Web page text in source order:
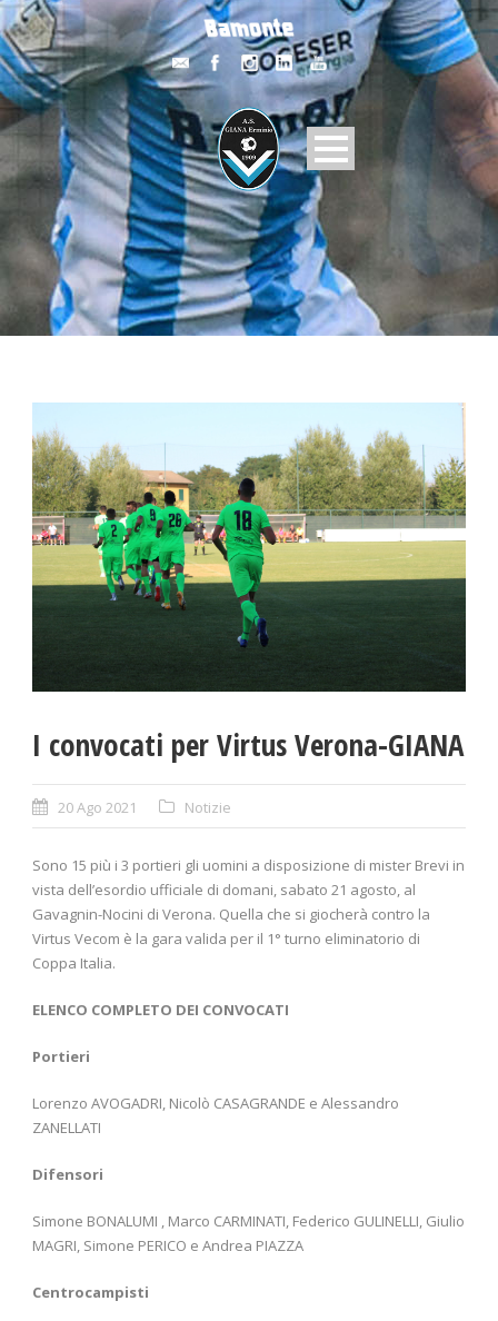
I convocati per Virtus Verona-GIANA
20 Ago 2021 Notizie
Sono 15 più i 3 portieri gli uomini a disposizione di mister Brevi in
vista dell’esordio ufficiale di domani, sabato 21 agosto, al
Gavagnin-Nocini di Verona. Quella che si giocherà contro la
Virtus Vecom è la gara valida per il 1° turno eliminatorio di
Coppa Italia.
ELENCO COMPLETO DEI CONVOCATI
Portieri
Lorenzo AVOGADRI, Nicolò CASAGRANDE e Alessandro
ZANELLATI
Difensori
Simone BONALUMI , Marco CARMINATI, Federico GULINELLI, Giulio
MAGRI, Simone PERICO e Andrea PIAZZA
Centrocampisti